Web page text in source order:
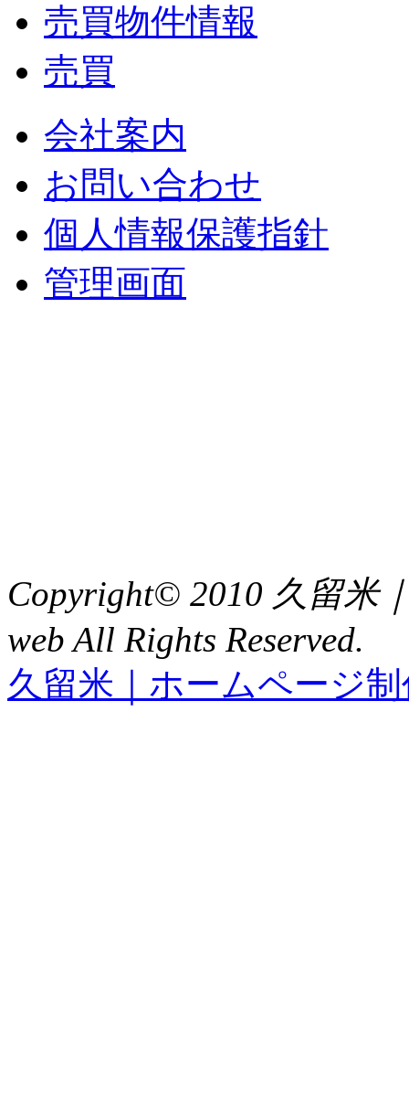
売買物件情報
売買
会社案内
お問い合わせ
個人情報保護指針
管理画面
Copyright© 2010 久留米
web All Rights Reserved.
久留米｜ホームページ